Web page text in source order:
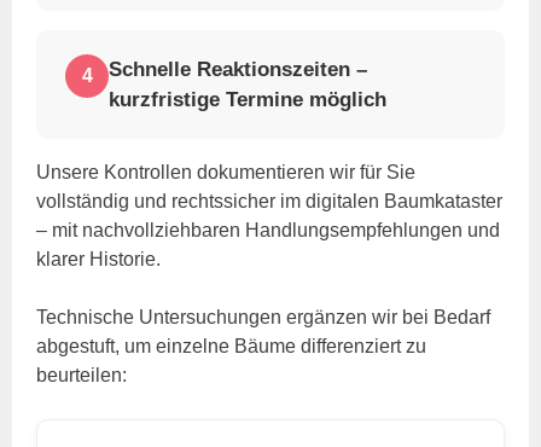
4
Schnelle Reaktionszeiten –
kurzfristige Termine möglich
Unsere Kontrollen dokumentieren wir für Sie
vollständig und rechtssicher im digitalen Baumkataster
– mit nachvollziehbaren Handlungsempfehlungen und
klarer Historie.
Technische Untersuchungen ergänzen wir bei Bedarf
abgestuft, um einzelne Bäume differenziert zu
beurteilen: